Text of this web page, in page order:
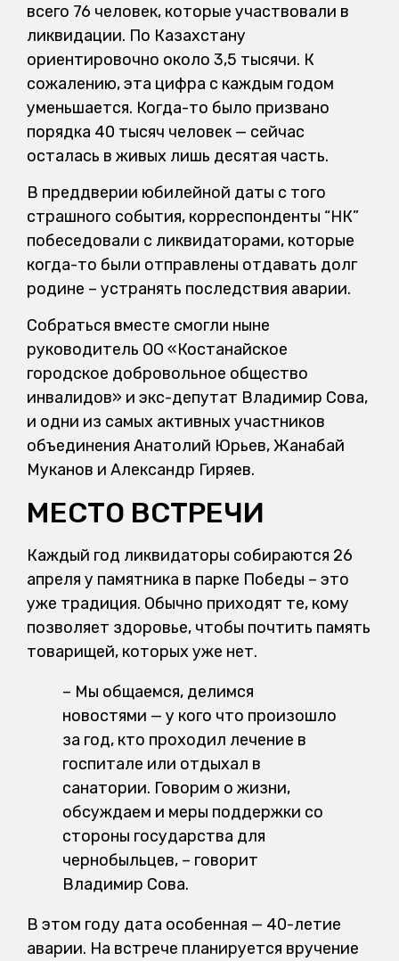
всего 76 человек, которые участвовали в
ликвидации. По Казахстану
ориентировочно около 3,5 тысячи. К
сожалению, эта цифра с каждым годом
уменьшается. Когда-то было призвано
порядка 40 тысяч человек — сейчас
осталась в живых лишь десятая часть.
В преддверии юбилейной даты с того
страшного события, корреспонденты “НК”
побеседовали с ликвидаторами, которые
когда-то были отправлены отдавать долг
родине – устранять последствия аварии.
Собраться вместе смогли ныне
руководитель ОО «Костанайское
городское добровольное общество
инвалидов» и экс-депутат Владимир Сова,
и одни из самых активных участников
объединения Анатолий Юрьев, Жанабай
Муканов и Александр Гиряев.
МЕСТО ВСТРЕЧИ
Каждый год ликвидаторы собираются 26
апреля у памятника в парке Победы – это
уже традиция. Обычно приходят те, кому
позволяет здоровье, чтобы почтить память
товарищей, которых уже нет.
– Мы общаемся, делимся
новостями — у кого что произошло
за год, кто проходил лечение в
госпитале или отдыхал в
санатории. Говорим о жизни,
обсуждаем и меры поддержки со
стороны государства для
чернобыльцев, – говорит
Владимир Сова.
В этом году дата особенная — 40-летие
аварии. На встрече планируется вручение